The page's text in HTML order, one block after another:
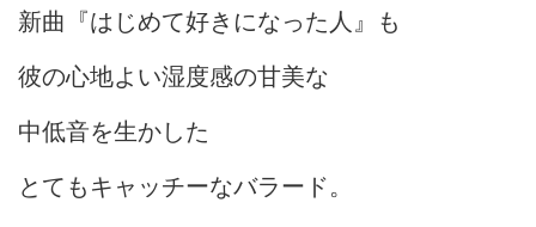
新曲『はじめて好きになった人』も
彼の心地よい湿度感の甘美な
中低音を生かした
とてもキャッチーなバラード。